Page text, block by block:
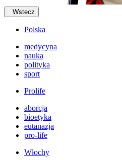
Wstecz
Polska
medycyna
nauka
polityka
sport
Prolife
aborcja
bioetyka
eutanazja
pro-life
Włochy